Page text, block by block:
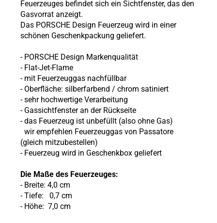
Feuerzeuges befindet sich ein Sichtfenster, das den
Gasvorrat anzeigt.
Das PORSCHE Design Feuerzeug wird in einer
schönen Geschenkpackung geliefert.
- PORSCHE Design Markenqualität
- Flat-Jet-Flame
- mit Feuerzeuggas nachfüllbar
- Oberfläche: silberfarbend / chrom satiniert
- sehr hochwertige Verarbeitung
- Gassichtfenster an der Rückseite
- das Feuerzeug ist unbefüllt (also ohne Gas)
wir empfehlen Feuerzeuggas von Passatore
(gleich mitzubestellen)
- Feuerzeug wird in Geschenkbox geliefert
Die Maße des Feuerzeuges:
- Breite: 4,0 cm
- Tiefe: 0,7 cm
- Höhe: 7,0 cm